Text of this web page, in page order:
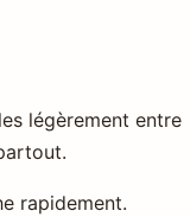
légèrement entre
rapidement.